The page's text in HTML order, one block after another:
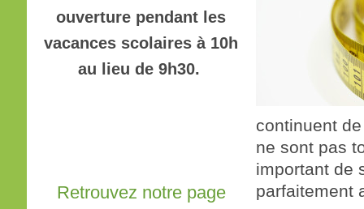
continuent
ne sont pas
important de
parfaitement
ouverture pendant les
vacances scolaires à 10h
au lieu de 9h30.
Retrouvez notre page